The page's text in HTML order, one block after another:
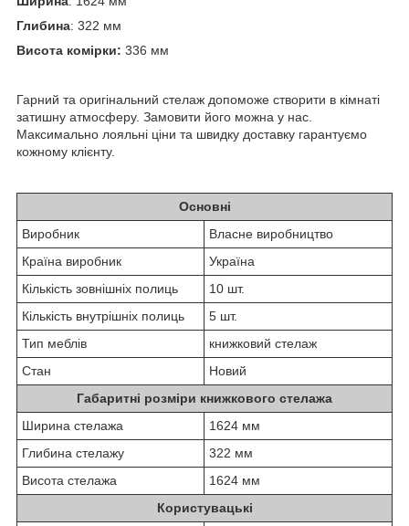
Глибина: 322 мм
Висота комірки: 336 мм
Гарний та оригінальний стелаж допоможе створити в кімнаті
затишну атмосферу. Замовити його можна у нас.
Максимально лояльні ціни та швидку доставку гарантуємо
кожному клієнту.
Основні
Виробник
Власне виробництво
Країна виробник
Україна
Кількість зовнішніх полиць
10 шт.
Кількість внутрішніх полиць
5 шт.
Тип меблів
книжковий стелаж
Стан
Новий
Габаритні розміри книжкового стелажа
Ширина стелажа
1624 мм
Глибина стелажу
322 мм
Висота стелажа
1624 мм
Користувацькі